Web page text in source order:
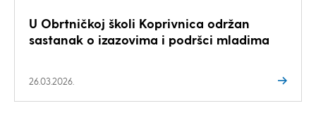
U Obrtničkoj školi Koprivnica održan
sastanak o izazovima i podršci mladima
26.03.2026.